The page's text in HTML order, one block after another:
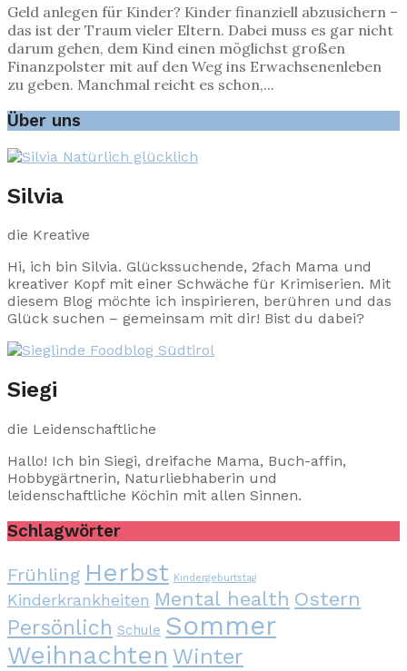
Geld anlegen für Kinder? Kinder finanziell abzusichern –
das ist der Traum vieler Eltern. Dabei muss es gar nicht
darum gehen, dem Kind einen möglichst großen
Finanzpolster mit auf den Weg ins Erwachsenenleben
zu geben. Manchmal reicht es schon,...
Über uns
Silvia
die Kreative
Hi, ich bin Silvia. Glückssuchende, 2fach Mama und
kreativer Kopf mit einer Schwäche für Krimiserien. Mit
diesem Blog möchte ich inspirieren, berühren und das
Glück suchen – gemeinsam mit dir! Bist du dabei?
Siegi
die Leidenschaftliche
Hallo! Ich bin Siegi, dreifache Mama, Buch-affin,
Hobbygärtnerin, Naturliebhaberin und
leidenschaftliche Köchin mit allen Sinnen.
Schlagwörter
Frühling Herbst Kindergeburtstag
Kinderkrankheiten Mental health Ostern
Persönlich Schule Sommer
Weihnachten Winter